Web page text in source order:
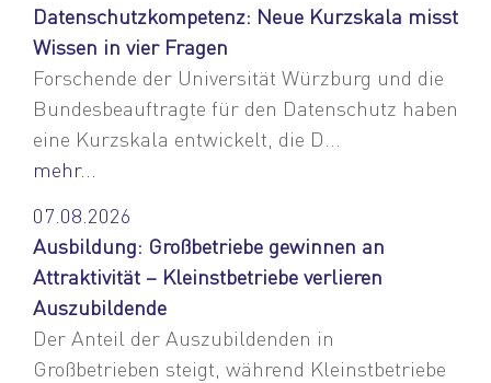
Datenschutzkompetenz: Neue Kurzskala misst
Wissen in vier Fragen
Forschende der Universität Würzburg und die
Bundesbeauftragte für den Datenschutz haben
eine Kurzskala entwickelt, die D...
mehr...
07.08.2026
Ausbildung: Großbetriebe gewinnen an
Attraktivität – Kleinstbetriebe verlieren
Auszubildende
Der Anteil der Auszubildenden in
Großbetrieben steigt, während Kleinstbetriebe